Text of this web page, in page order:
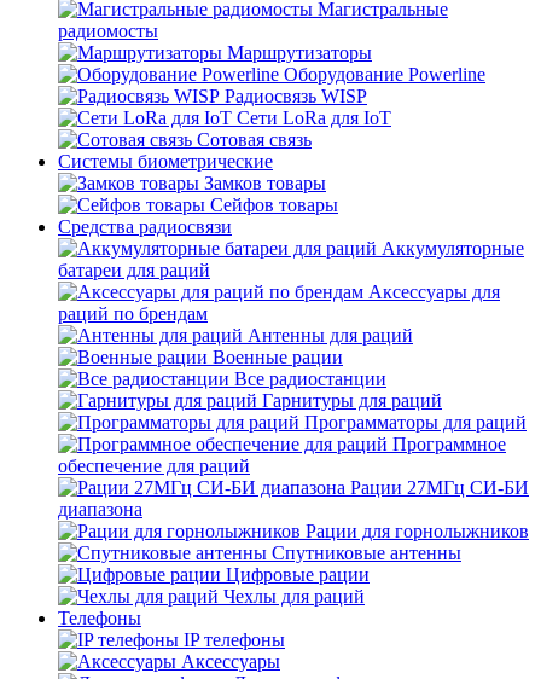
Магистральные
радиомосты
Маршрутизаторы
Оборудование Powerline
Радиосвязь WISP
Сети LoRa для IoT
Сотовая связь
Системы биометрические
Замков товары
Сейфов товары
Средства радиосвязи
Аккумуляторные
батареи для раций
Аксессуары для
раций по брендам
Антенны для раций
Военные рации
Все радиостанции
Гарнитуры для раций
Программаторы для раций
Программное
обеспечение для раций
Рации 27МГц СИ-БИ
диапазона
Рации для горнолыжников
Спутниковые антенны
Цифровые рации
Чехлы для раций
Телефоны
IP телефоны
Аксессуары